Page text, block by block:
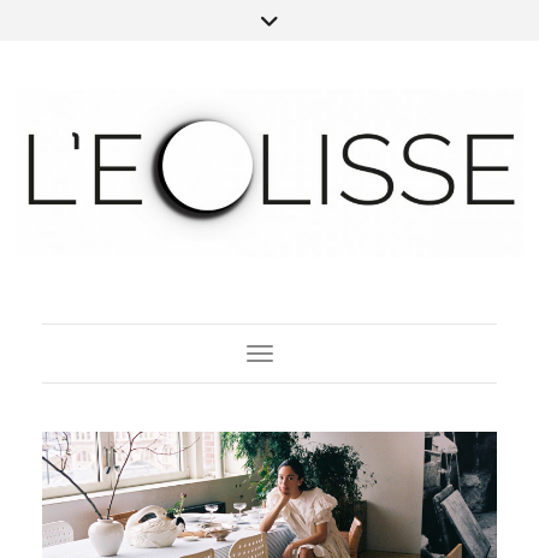
Toggle Navigation